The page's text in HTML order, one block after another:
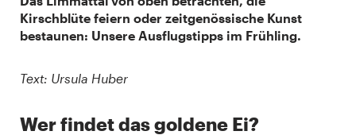
Kirschblüte feiern oder zeitgenössische Kunst
bestaunen: Unsere Ausflugstipps im Frühling.
Text: Ursula Huber
Wer findet das goldene Ei?